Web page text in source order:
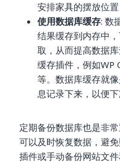
安排家具的摆放位
使用数据库缓存: 数
结果缓存到内存中
取，从而提高数据
缓存插件，例如WP
等。数据库缓存就
息记录下来，以便下
定期备份数据库也是非
可以及时恢复数据，避
插件或手动备份网站文